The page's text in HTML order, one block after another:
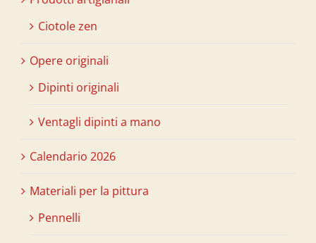
Ciotole zen
Opere originali
Dipinti originali
Ventagli dipinti a mano
Calendario 2026
Materiali per la pittura
Pennelli